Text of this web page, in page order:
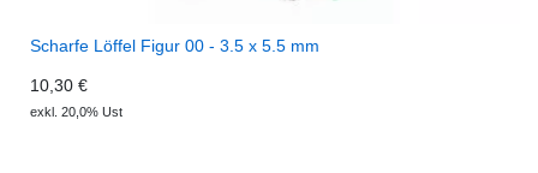
Scharfe Löffel Figur 00 - 3.5 x 5.5 mm
10,30 €
exkl. 20,0% Ust